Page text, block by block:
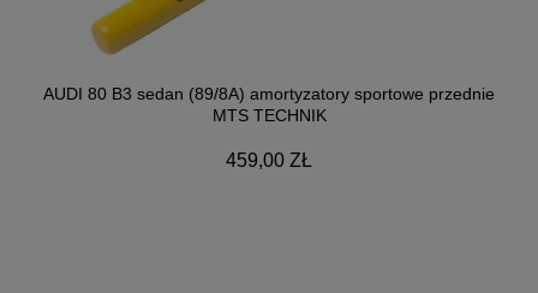
AUDI 80 B3 sedan (89/8A) amortyzatory sportowe przednie
MTS TECHNIK
459,00 ZŁ